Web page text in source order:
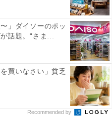
イセンスの人気商品5選
」ダイソーのポッ
話題。“さま...
買いなさい」貧乏
Recommended by